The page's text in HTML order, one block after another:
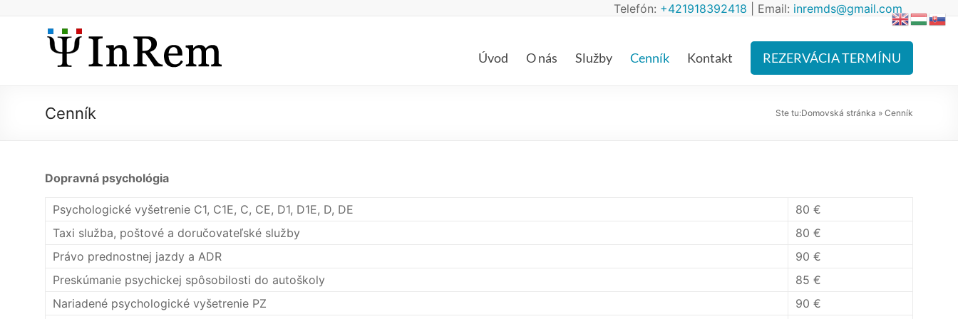
Telefón: +421918392418 | Email: inremds@gmail.com
Dopravný
psychológ
psychológia
Úvod O nás Služby Cenník Kontakt REZERVÁCIA TERMÍNU
Cenník Ste tu:Domovská stránka » Cenník
Dopravná psychológia
Psychologické vyšetrenie C1, C1E, C, CE, D1, D1E, D, DE
80 €
Taxi služba, poštové a doručovateľské služby
80 €
Právo prednostnej jazdy a ADR
90 €
Preskúmanie psychickej spôsobilosti do autoškoly
85 €
Nariadené psychologické vyšetrenie PZ
90 €